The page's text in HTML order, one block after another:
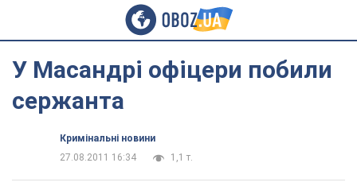
У Масандрі офіцери побили
сержанта
Кримінальні новини
27.08.2011 16:34
1,1 т.